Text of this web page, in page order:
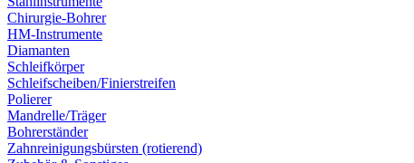
Chirurgie-Bohrer
HM-Instrumente
Diamanten
Schleifkörper
Schleifscheiben/Finierstreifen
Polierer
Mandrelle/Träger
Bohrerständer
Zahnreinigungsbürsten (rotierend)